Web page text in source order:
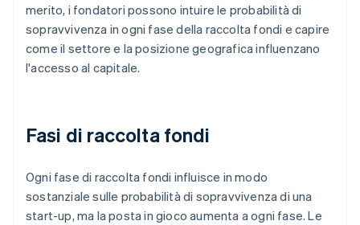
merito, i fondatori possono intuire le probabilità di
sopravvivenza in ogni fase della raccolta fondi e capire
come il settore e la posizione geografica influenzano
l'accesso al capitale.
Fasi di raccolta fondi
Ogni fase di raccolta fondi influisce in modo
sostanziale sulle probabilità di sopravvivenza di una
start-up, ma la posta in gioco aumenta a ogni fase. Le